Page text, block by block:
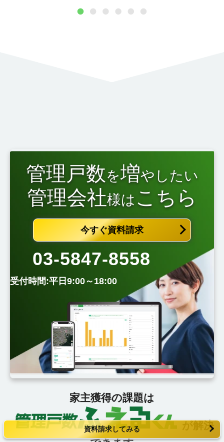
1 2
管理戸数を増やしたい
管理会社様は こちら
今すぐ資料請求
03-5847-8558
受付時間:平日9:00～18:00
家主獲得の課題は
が解決
資料請求してみる